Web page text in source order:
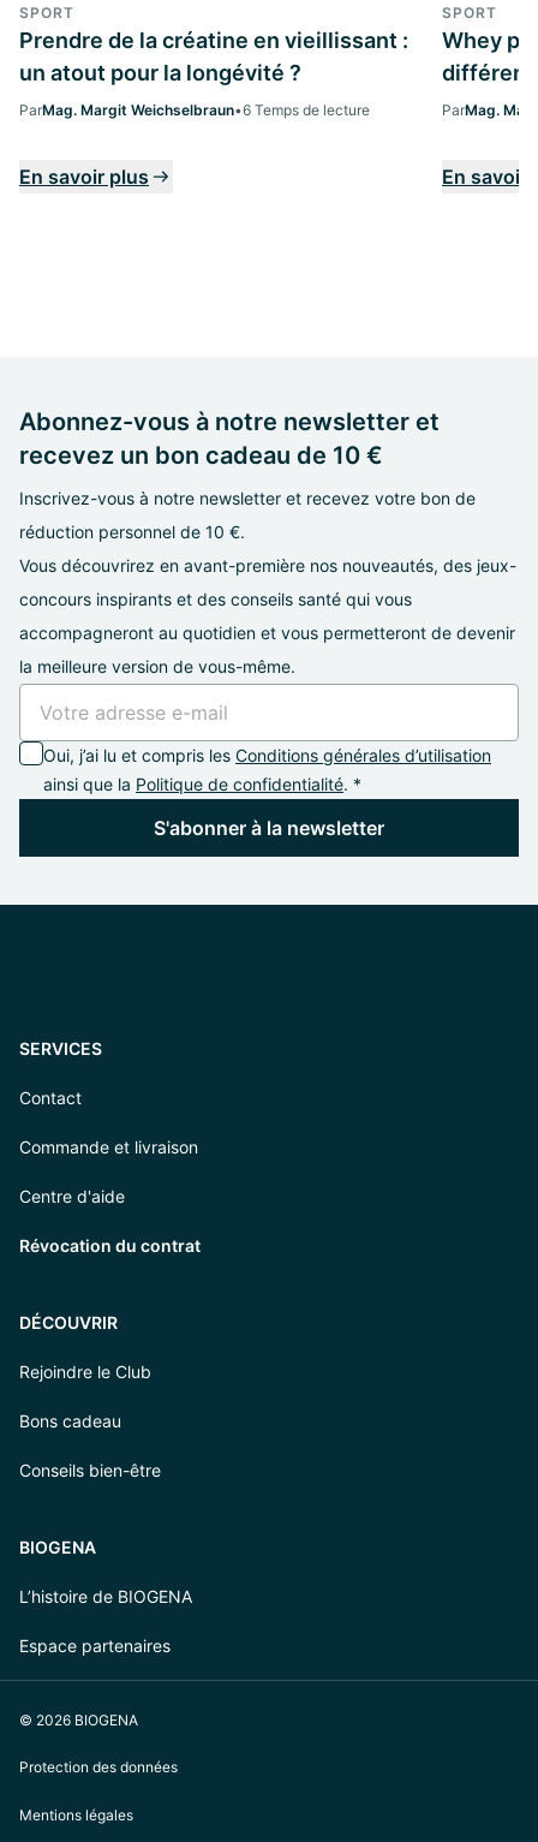
SPORT
Prendre de la créatine en vieillissant :
un atout pour la longévité ?
ParMag. Margit Weichselbraun•6 Temps de lecture
En savoir plus
SPORT
Whey
ParMag.
En savoir
Abonnez-vous à notre newsletter et
recevez un bon cadeau de 10 €
Inscrivez-vous à notre newsletter et recevez votre bon de
réduction personnel de 10 €.
Vous découvrirez en avant-première nos nouveautés, des jeux-
concours inspirants et des conseils santé qui vous
accompagneront au quotidien et vous permetteront de devenir
la meilleure version de vous-même.
Oui, j’ai lu et compris les Conditions générales d’utilisation
ainsi que la Politique de confidentialité. *
S'abonner à la newsletter
SERVICES
Contact
Commande et livraison
Centre d'aide
Révocation du contrat
DÉCOUVRIR
Rejoindre le Club
Bons cadeau
Conseils bien-être
BIOGENA
L’histoire de BIOGENA
Espace partenaires
© 2026 BIOGENA
Protection des données
Mentions légales